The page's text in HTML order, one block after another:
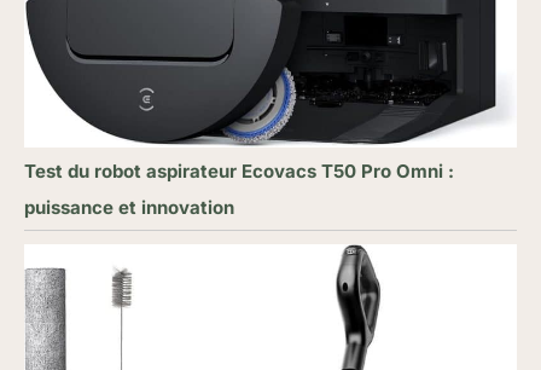
Test du robot aspirateur Ecovacs T50 Pro Omni :
puissance et innovation